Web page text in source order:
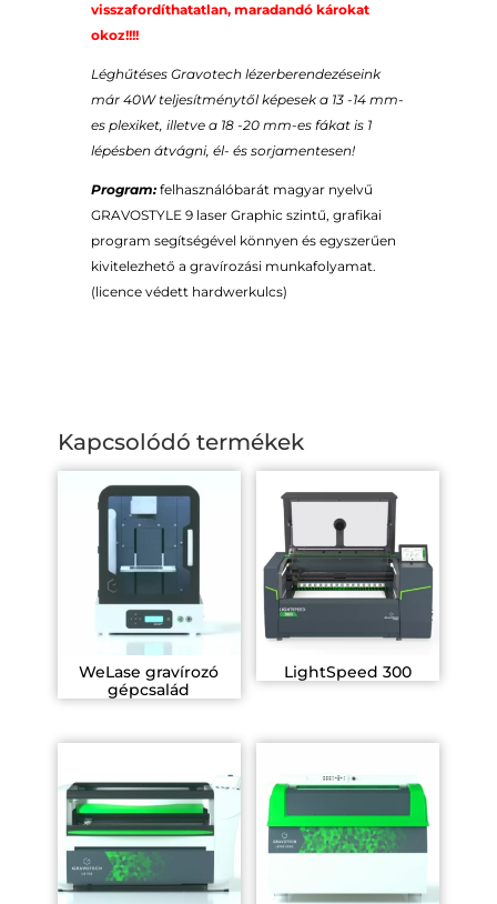
visszafordíthatatlan, maradandó károkat
okoz!!!!
Léghűtéses Gravotech lézerberendezéseink
már 40W teljesítménytől képesek a 13 -14 mm-
es plexiket, illetve a 18 -20 mm-es fákat is 1
lépésben átvágni, él- és sorjamentesen!
Program: felhasználóbarát magyar nyelvű
GRAVOSTYLE 9 laser Graphic szintű, grafikai
program segítségével könnyen és egyszerűen
kivitelezhető a gravírozási munkafolyamat.
(licence védett hardwerkulcs)
Kapcsolódó termékek
WeLase gravírozó
gépcsalád
LightSpeed 300